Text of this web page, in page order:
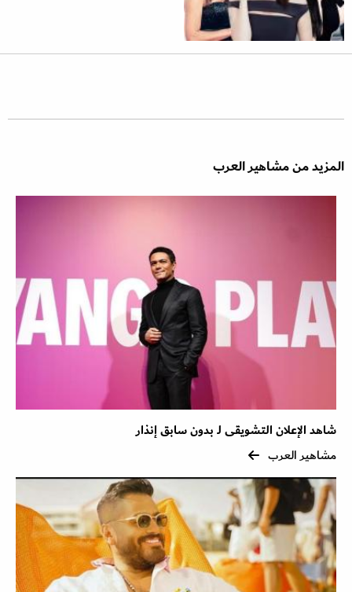
المزيد من مشاهير العرب
شاهد الإعلان التشويقى لـ بدون سابق إنذار
مشاهير العرب